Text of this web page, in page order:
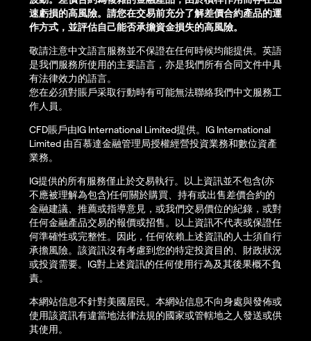
速虧損的高風險。請您在交易前充分了解差價合約產品的運
作方式，並評估自己能否承擔資金損失的高風險。
敬請注意中文語言服務並不保證在任何時候均能提供。英語
是我們服務所使用的主要語言，亦是我們所有合同文件中具
有法律效力的語言。
您在必須對賬戶采取行動時有可能無法聯絡我們中文服務工
作人員。
CFD賬戶由IG International Limited提供。IG International
Limited 由百慕達金融管理局授權經營投資業務和數位資產
業務。
IG提供的所有服務僅止於交易執行。以上資訊並不包含(亦
不應被理解為包含)任何關於購買、持有或出售差價合約的
金融建議、推薦或指導意見，或我們交易價位的紀錄，或對
任何金融產品交易的報價或招售。以上資訊不代表或保證任
何準確性或完整性。因此，任何依賴上述資訊的人士須自行
承擔風險。該資訊沒有考慮到您的特定投資目的、財政狀況
或投資需要。IG對上述資訊的任何使用行為及其後果概不負
責。
本網站信息不針對美國居民。本網站信息不向身處與發佈或
使用該資訊有違當地法律法規的國家或管轄地之人發送或供
其使用。